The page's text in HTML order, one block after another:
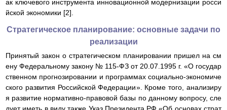
ак ключевого инструмента инновационной модернизации росси
йской экономики [2].
Стратегическое планирование: основные задачи по
реализации
Принятый закон о стратегическом планировании пришел на см
ену Федеральному закону № 115-ФЗ от 20.07.1995 г. «О государ
ственном прогнозировании и программах социально-экономиче
ского развития Российской Федерации». Кроме того, анализиру
я развитие нормативно-правовой базы по данному вопросу, сле